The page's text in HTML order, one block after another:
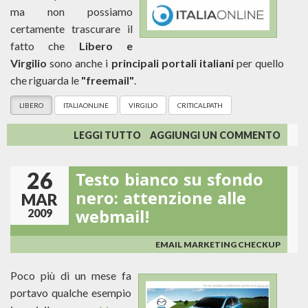
ma non possiamo
certamente trascurare il
fatto che Libero e
Virgilio sono anche i principali portali italianiper quello
che riguarda le "freemail"
LIBERO ITALIAONLINE VIRGILIO CRITICALPATH
LEGGI TUTTO SU
(RI)NASCE
DALL'UNIONE
DI
LIBERO
E
AGGIUNGI UN COMMENTO
26
MAR
2009
Testo bianco su sfondo
nero: attenzione alle
webmail!
EMAIL MARKETING CHECKUP
Poco più di un mese fa
portavo qualche esempio